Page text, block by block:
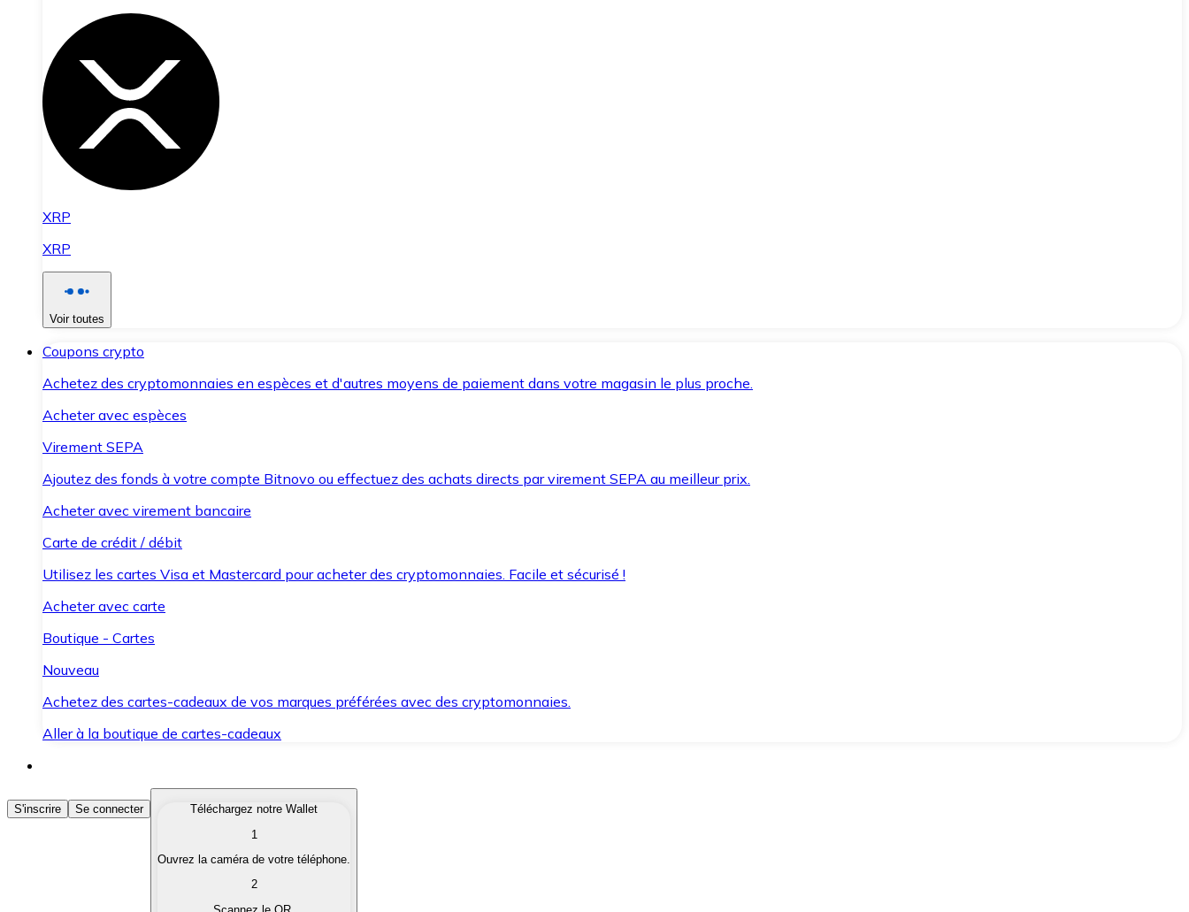
XRP
XRP
Voir toutes
Coupons crypto
Achetez des cryptomonnaies en espèces et d'autres moyens de paiement dans votre magasin le plus proche.
Acheter avec espèces
Virement SEPA
Ajoutez des fonds à votre compte Bitnovo ou effectuez des achats directs par virement SEPA au meilleur prix.
Acheter avec virement bancaire
Carte de crédit / débit
Utilisez les cartes Visa et Mastercard pour acheter des cryptomonnaies. Facile et sécurisé !
Acheter avec carte
Boutique - Cartes
Nouveau
Achetez des cartes-cadeaux de vos marques préférées avec des cryptomonnaies.
Aller à la boutique de cartes-cadeaux
Acheter des Cryptomonnaies
Achetez les cryptomonnaies qui vous intéressent rapidement et en toute sécurité.
Convertissez vos cryptomonnaies en monnaie fiduciaire lorsque vous en avez besoin.
S'inscrire Se connecter
Téléchargez notre Wallet
1
Ouvrez la caméra de votre téléphone.
2